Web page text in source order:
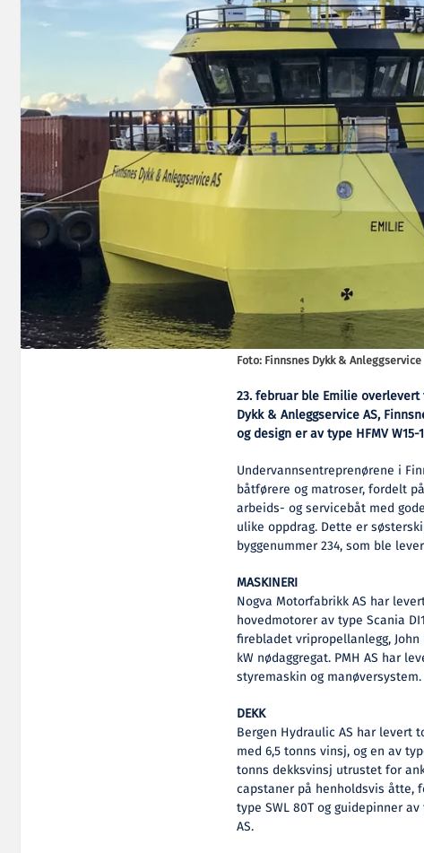
Foto: Finnsnes Dykk & Anleggservice
23. februar ble Emilie
Dykk & Anleggservice AS,
og design er av type HFMV
Undervannsentreprenørene i
båtførere og matroser, fordelt
arbeids- og servicebåt med
ulike oppdrag. Dette er
byggenummer 234, som ble
MASKINERI
Nogva Motorfabrikk AS har
hovedmotorer av type Scania
firebladet vripropellanlegg, John
kW nødaggregat. PMH AS har
styremaskin og manøversystem.
DEKK
Bergen Hydraulic AS har levert
med 6,5 tonns vinsj, og en av
tonns dekksvinsj utrustet for
capstaner på henholdsvis åtte,
type SWL 80T og guidepinner
AS.